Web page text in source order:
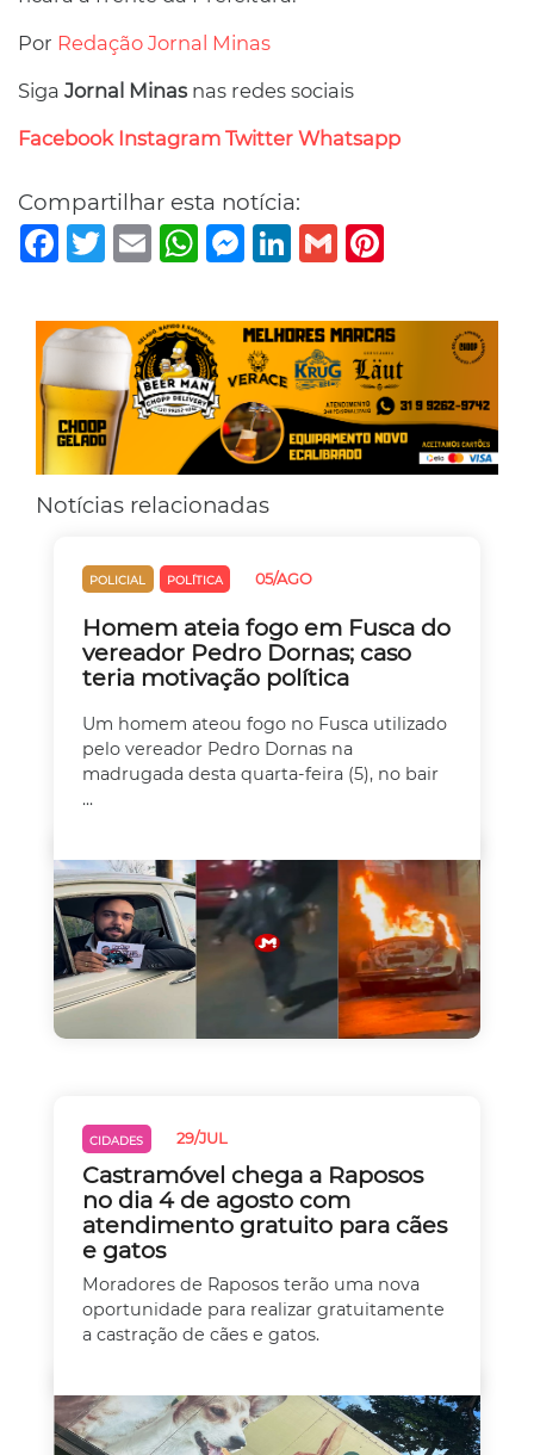
Por Redação Jornal Minas
Siga Jornal Minasnas redes sociais
Facebook Instagram Twitter Whatsapp
Compartilhar esta notícia:
Facebook
TwitterEmail WhatsAppMessenger
LinkedIn
Gmail
Notícias relacionadas
POLICIAL POLÍTICA 05/AGO
Homem ateia fogo em Fusca do
vereador Pedro Dornas; caso
teria motivação política
Um homem ateou fogo no Fusca utilizado
pelo vereador Pedro Dornas na
madrugada desta quarta-feira (5), no bair
...
CIDADES 29/JUL
Castramóvel chega a Raposos
no dia 4 de agosto com
atendimento gratuito para cães
e gatos
Moradores de Raposos terão uma nova
oportunidade para realizar gratuitamente
a castração de cães e gatos.